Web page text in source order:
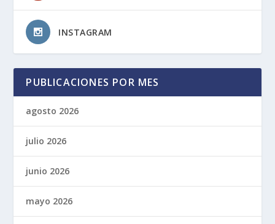
INSTAGRAM
PUBLICACIONES POR MES
agosto 2026
julio 2026
junio 2026
mayo 2026